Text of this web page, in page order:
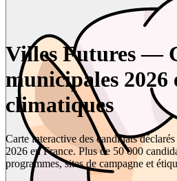
Villes Futures —
municipales
climatiques
Carte interactive des candidats
2026 en France. Plus de 50 000
programmes, sites de campagne et